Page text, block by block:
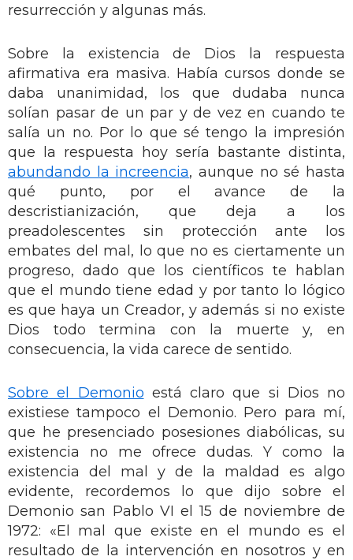
resurrección y algunas más.
Sobre la existencia de Dios la respuesta
afirmativa era masiva. Había cursos donde se
daba unanimidad, los que dudaba nunca
solían pasar de un par y de vez en cuando te
salía un no. Por lo que sé tengo la impresión
que la respuesta hoy sería bastante distinta,
abundando la increencia, aunque no sé hasta
qué punto, por el avance de la
descristianización, que deja a los
preadolescentes sin protección ante los
embates del mal, lo que no es ciertamente un
progreso, dado que los científicos te hablan
que el mundo tiene edad y por tanto lo lógico
es que haya un Creador, y además si no existe
Dios todo termina con la muerte y, en
consecuencia, la vida carece de sentido.
Sobre el Demonio está claro que si Dios no
existiese tampoco el Demonio. Pero para mí,
que he presenciado posesiones diabólicas, su
existencia no me ofrece dudas. Y como la
existencia del mal y de la maldad es algo
evidente, recordemos lo que dijo sobre el
Demonio san Pablo VI el 15 de noviembre de
1972: «El mal que existe en el mundo es el
resultado de la intervención en nosotros y en